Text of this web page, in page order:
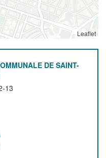
Leaflet
DE SAINT-
13